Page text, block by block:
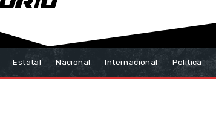
Estatal Nacional Internacional Política